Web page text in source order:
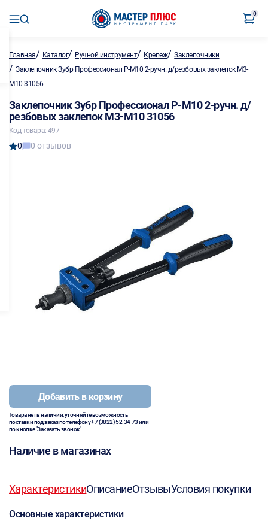
0
Главная/ Каталог/ Ручной инструмент/ Крепеж/Заклепочники
/ Заклепочник Зубр Профессионал P-M10 2-ручн. д/резбовых заклепок М3-
М10 31056
Заклепочник Зубр Профессионал P-M10 2-ручн. д/
резбовых заклепок М3-М10 31056
Код товара: 497
0 0 отзывов
Добавить в корзину
Товара нет в наличии, уточняйте возможность
поставки под заказ по телефону+7 (3822) 52-34-73или
по кнопке "Заказать звонок"
Наличие в магазинах
ХарактеристикиОписаниеОтзывыУсловия покупки
Основные характеристики